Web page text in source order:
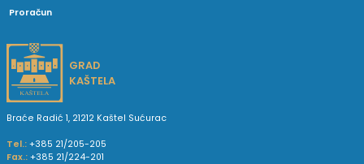
Proračun
GRAD
KAŠTELA
Braće Radić 1, 21212 Kaštel Sućurac
Tel.: +385 21/205-205
Fax.: +385 21/224-201